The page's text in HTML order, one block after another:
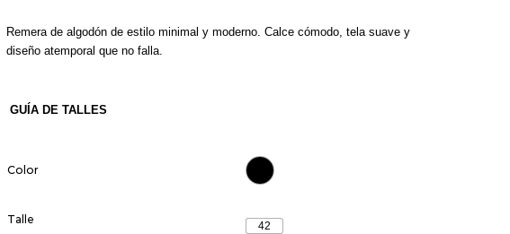
Remera de algodón de estilo minimal y moderno. Calce cómodo, tela suave y
diseño atemporal que no falla.
GUÍA DE TALLES
Color
Talle
42